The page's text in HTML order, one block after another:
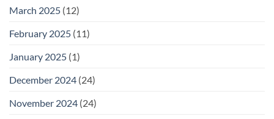
March 2025 (12)
February 2025 (11)
January 2025 (1)
December 2024 (24)
November 2024 (24)